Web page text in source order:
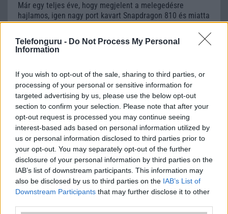
Telefonguru - Do Not Process My Personal
Information
If you wish to opt-out of the sale, sharing to third parties, or
processing of your personal or sensitive information for
targeted advertising by us, please use the below opt-out
section to confirm your selection. Please note that after your
opt-out request is processed you may continue seeing
interest-based ads based on personal information utilized by
us or personal information disclosed to third parties prior to
your opt-out. You may separately opt-out of the further
disclosure of your personal information by third parties on the
IAB’s list of downstream participants. This information may
also be disclosed by us to third parties on the IAB’s List of
Downstream Participants that may further disclose it to other
Már egy teljes éve, hogy megjelent a melegedésre
hajlamos, igen nagy port kavart Snapdragon 810 és miatta
számos gyártó és készülék tûnt fel rossz színben a
túlmelegedõ és adott esetben akár ki is kapcsoló
telefonok miatt.
érdemes
2015.10.09| Telenor
Összefüggés van a Sony új csúcsmobilja és a törpe
uszkárok között.
KAPCSOLÓDÓ HÍREK